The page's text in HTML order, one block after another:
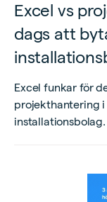
Excel vs
dags att
Excel funkar för
projekthantering